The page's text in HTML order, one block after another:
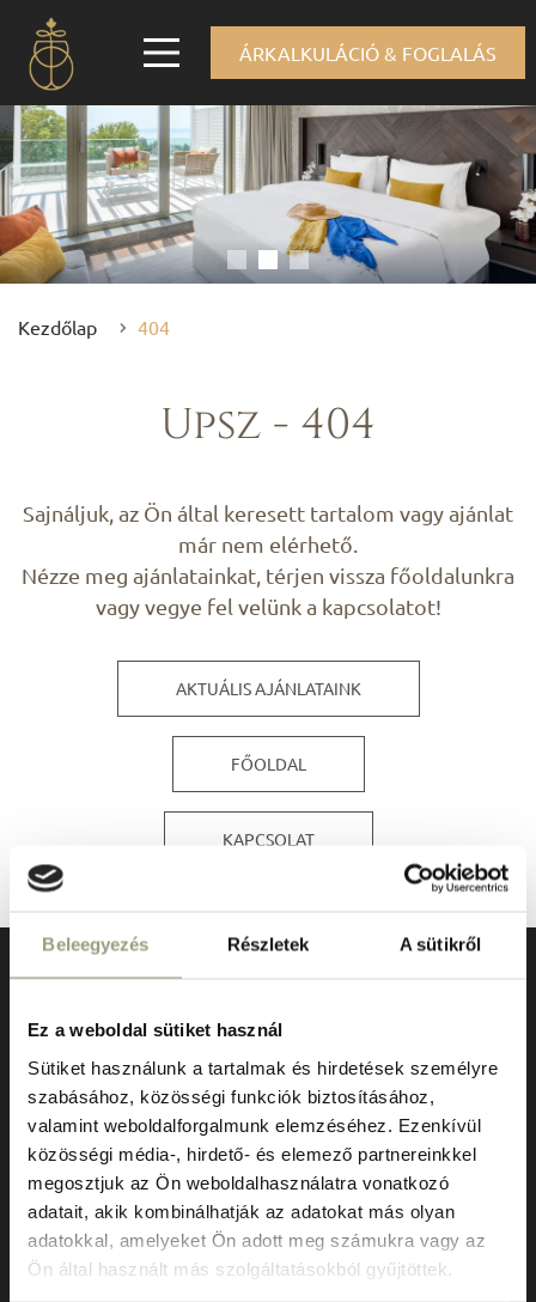
Beleegyezés Részletek A sütikről
Ez a weboldal sütiket használ
Sütiket használunk a tartalmak és hirdetések személyre
szabásához, közösségi funkciók biztosításához,
valamint weboldalforgalmunk elemzéséhez. Ezenkívül
közösségi média-, hirdető- és elemező partnereinkkel
megosztjuk az Ön weboldalhasználatra vonatkozó
adatait, akik kombinálhatják az adatokat más olyan
adatokkal, amelyeket Ön adott meg számukra vagy az
Ön által használt más szolgáltatásokból gyűjtöttek.
ÁRKALKULÁCIÓ & FOGLALÁS
Kezdőlap 404
Upsz - 404
Sajnáljuk, az Ön által keresett tartalom vagy ajánlat
már nem elérhető.
Nézze meg ajánlatainkat, térjen vissza főoldalunkra
vagy vegye fel velünk a kapcsolatot!
AKTUÁLIS AJÁNLATAINK
FŐOLDAL
KAPCSOLAT
ÚTVONALTERVEZŐ